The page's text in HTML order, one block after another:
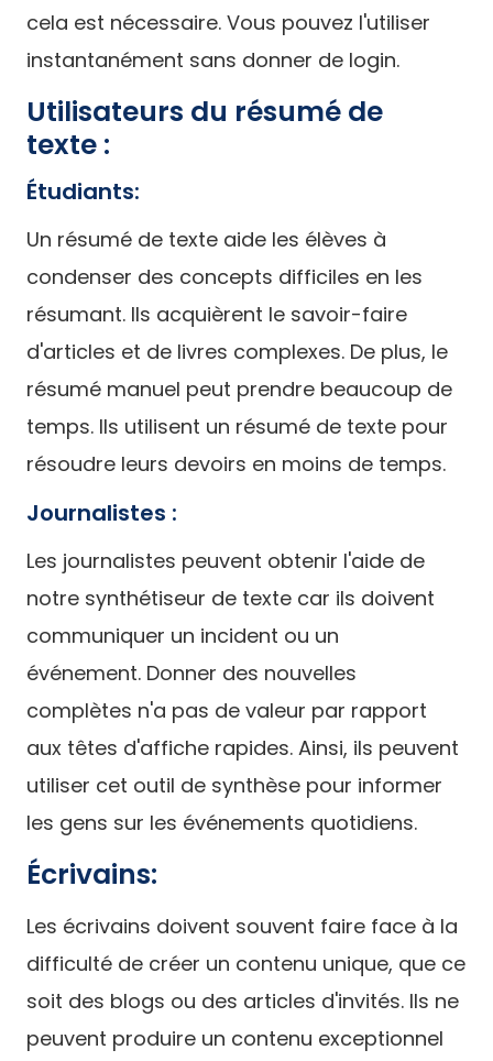
cela est nécessaire. Vous pouvez l'utiliser
instantanément sans donner de login.
Utilisateurs du résumé de
texte :
Étudiants:
Un résumé de texte aide les élèves à
condenser des concepts difficiles en les
résumant. Ils acquièrent le savoir-faire
d'articles et de livres complexes. De plus, le
résumé manuel peut prendre beaucoup de
temps. Ils utilisent un résumé de texte pour
résoudre leurs devoirs en moins de temps.
Journalistes :
Les journalistes peuvent obtenir l'aide de
notre synthétiseur de texte car ils doivent
communiquer un incident ou un
événement. Donner des nouvelles
complètes n'a pas de valeur par rapport
aux têtes d'affiche rapides. Ainsi, ils peuvent
utiliser cet outil de synthèse pour informer
les gens sur les événements quotidiens.
Écrivains:
Les écrivains doivent souvent faire face à la
difficulté de créer un contenu unique, que ce
soit des blogs ou des articles d'invités. Ils ne
peuvent produire un contenu exceptionnel